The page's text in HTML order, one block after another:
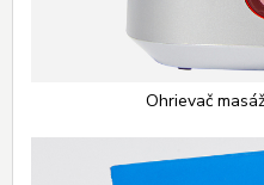
Ohrievač